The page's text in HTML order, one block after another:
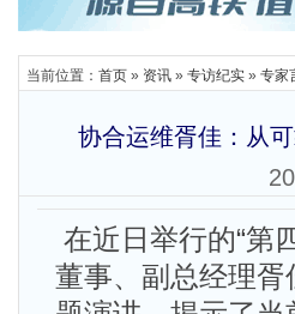
当前位置： 首页 » 资讯 » 专访纪实 » 专家
协合运维胥佳：从
在近日举行的“第
董事、副总经理